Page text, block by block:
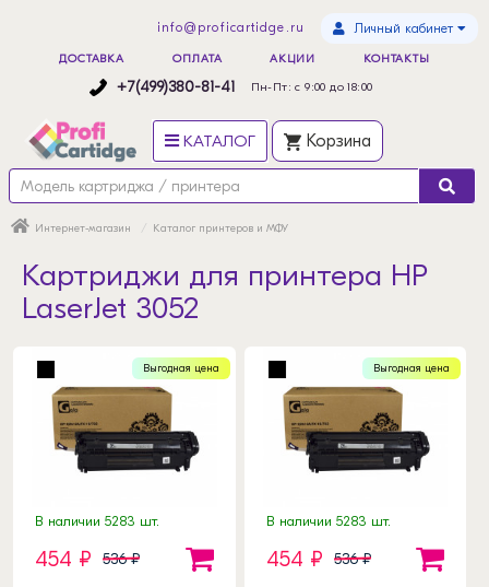
info@proficartidge.ru Личный кабинет
ДОСТАВКА ОПЛАТА АКЦИИ КОНТАКТЫ
+7(499)380-81-41 Пн-Пт: с 9:00 до 18:00
КАТАЛОГ Корзина
Интернет-магазин Каталог принтеров и МФУ
Картриджи для принтера HP
LaserJet 3052
Выгодная цена
В наличии 5283 шт.
454 ₽ 536 ₽
Выгодная цена
В наличии 5283 шт.
454 ₽ 536 ₽